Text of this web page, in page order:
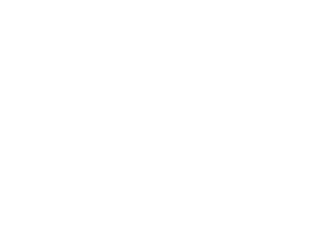
trezor, WiFi.
vybavenie):
* (bazény, spa, bary, reštaurácie), doprava mazi hotely za po poplatok.